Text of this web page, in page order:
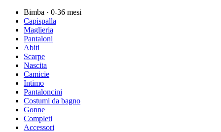
Bimba · 0-36 mesi
Capispalla
Maglieria
Pantaloni
Abiti
Scarpe
Nascita
Camicie
Intimo
Pantaloncini
Costumi da bagno
Gonne
Completi
Accessori